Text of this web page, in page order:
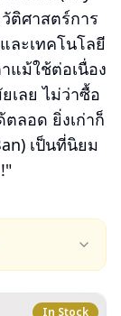
ติศาสตร์การ
ละเทคโนโลยี
แม้ใช้ต่อเนื่อง
เลย ไม่ว่าซื้อ
ลอด ยิ่งเก่าก็
เป็นที่นิยม
In Stock